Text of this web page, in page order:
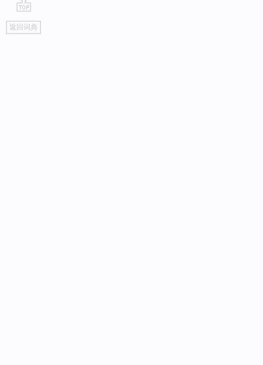
go
top
返回词典